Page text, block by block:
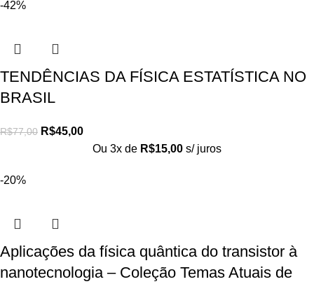
-42%
TENDÊNCIAS DA FÍSICA ESTATÍSTICA NO
BRASIL
R$77,00 R$45,00
Ou 3x de R$15,00 s/ juros
-20%
Aplicações da física quântica do transistor à
nanotecnologia – Coleção Temas Atuais de